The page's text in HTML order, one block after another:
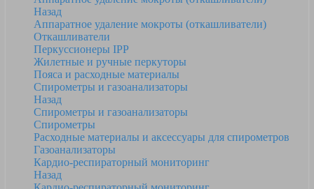
Назад
Аппаратное удаление мокроты (откашливатели)
Откашливатели
Перкуссионеры IPP
Жилетные и ручные перкуторы
Пояса и расходные материалы
Спирометры и газоанализаторы
Назад
Спирометры и газоанализаторы
Спирометры
Расходные материалы и аксессуары для спирометров
Газоанализаторы
Кардио-респираторный мониторинг
Назад